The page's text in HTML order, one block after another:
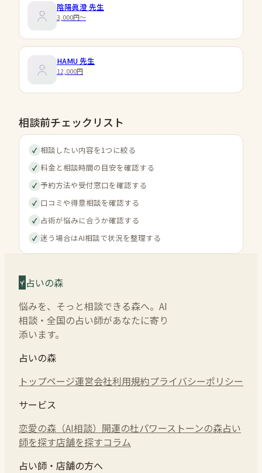
陰陽眞澄 先生
3,000円〜
HAMU先生
12,000円
相談前チェックリスト
✓ 相談したい内容を1つに絞る
✓ 料金と相談時間の目安を確認する
✓ 予約方法や受付窓口を確認する
✓ 口コミや得意相談を確認する
✓ 占術が悩みに合うか確認する
✓ 迷う場合はAI相談で状況を整理する
占いの森
悩みを、そっと相談できる森へ。AI
相談・全国の占い師があなたに寄り
添います。
占いの森
トップページ運営会社利用規約プライバシーポリシー
サービス
恋愛の森（AI相談） 開運の杜パワーストーンの森占い
師を探す店舗を探すコラム
占い師・店舗の方へ